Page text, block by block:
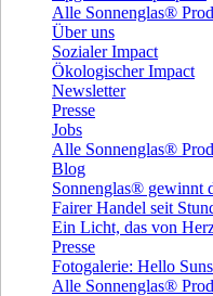
Alle Sonnenglas®
Über uns
Sozialer Impact
Ökologischer Impact
Newsletter
Presse
Jobs
Alle Sonnenglas®
Blog
Sonnenglas® gewinnt
Fairer Handel seit
Ein Licht, das von
Presse
Fotogalerie: Hello
Alle Sonnenglas®